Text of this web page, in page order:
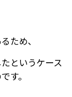
ため、
というケース
す。